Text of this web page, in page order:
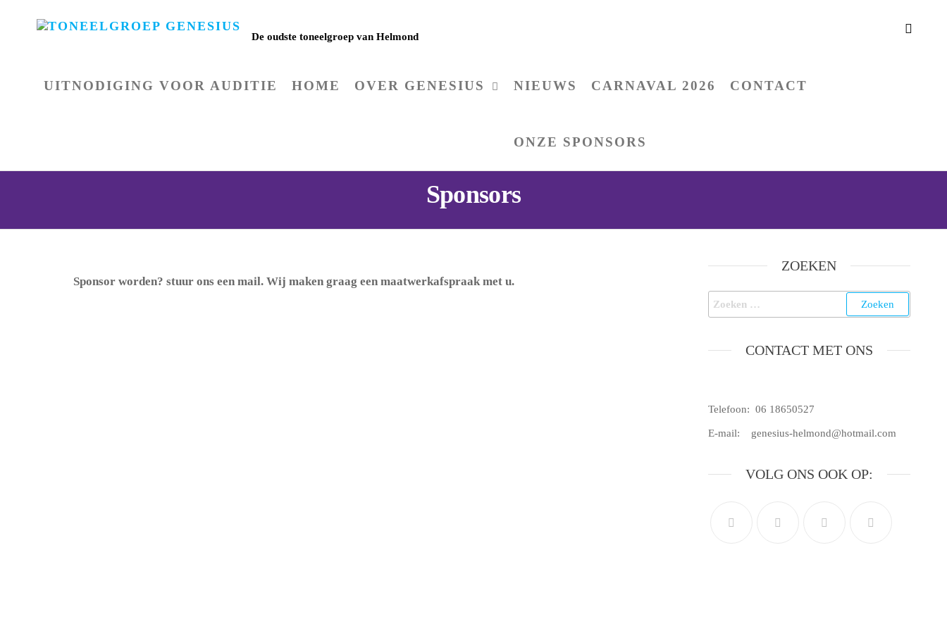
De oudste toneelgroep van Helmond
UITNODIGING VOOR AUDITIE HOME OVER GENESIUS NIEUWS CARNAVAL 2026 CONTACT
ONZE SPONSORS
Sponsors
Sponsor worden? stuur ons een mail. Wij maken graag een maatwerkafspraak met u.
ZOEKEN
CONTACT MET ONS
Telefoon: 06 18650527
E-mail: genesius-helmond@hotmail.com
VOLG ONS OOK OP: